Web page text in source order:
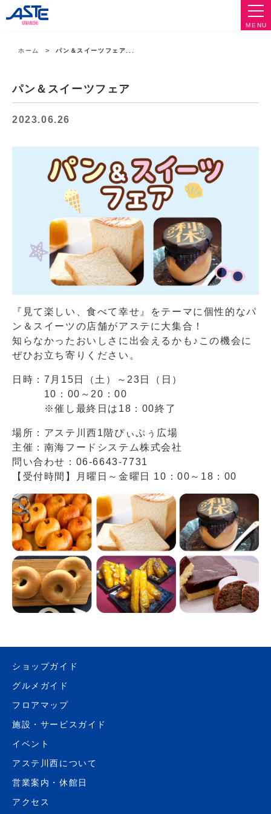
MENU
ホーム パン＆スイーツフェア...
パン＆スイーツフェア
2023.06.26
『見て楽しい、食べて幸せ』をテーマに個性的なパ
ン＆スイーツの店舗がアステに大集合！
知らなかったおいしさに出会えるかも♪この機会に
ぜひお立ち寄りください。
日時：7月15日（土）～23日（日）
10：00～20：00
※催し最終日は18：00終了
場所：アステ川西1階ぴぃぷぅ広場
主催：南海フードシステム株式会社
問い合わせ：06-6643-7731
【受付時間】月曜日～金曜日 10：00～18：00
ショップガイド
グルメガイド
フロアマップ
施設・サービスガイド
イベント
アステ川西について
営業案内・休館日
アクセス